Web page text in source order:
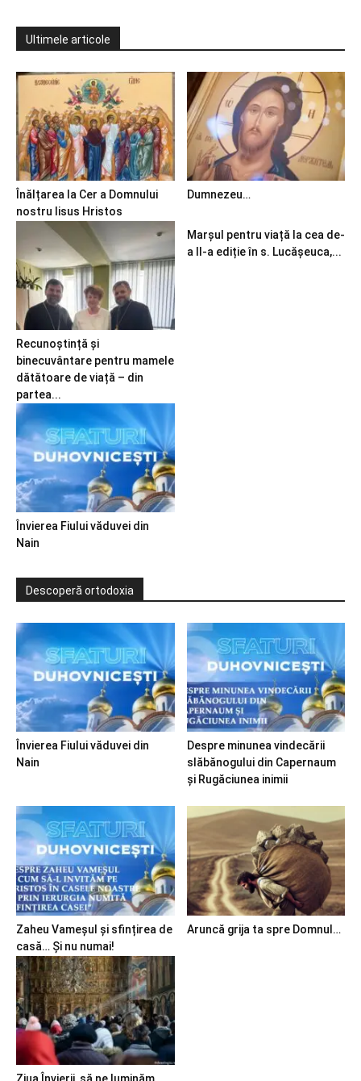
Ultimele articole
Înălțarea la Cer a Domnului
nostru Iisus Hristos
Dumnezeu…
Recunoștință și
binecuvântare pentru mamele
dătătoare de viață – din
partea...
Marșul pentru viață la cea de-
a II-a ediție în s. Lucășeuca,...
Învierea Fiului văduvei din
Nain
Descoperă ortodoxia
Învierea Fiului văduvei din
Nain
Despre minunea vindecării
slăbănogului din Capernaum
și Rugăciunea inimii
Zaheu Vameșul și sfințirea de
casă… Și nu numai!
Aruncă grija ta spre Domnul…